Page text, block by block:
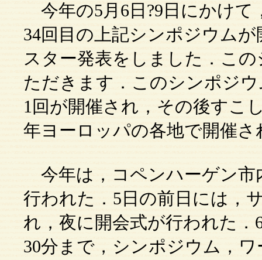
今年の5月6日?9日にかけ
34回目の上記シンポジウム
スター発表をしました．こ
ただきます．このシンポジ
1回が開催され，その後すこ
年ヨーロッパの各地で開催さ
今年は，コペンハーゲン市
行われた．5日の前日には，
れ，夜に開会式が行われた．
30分まで，シンポジウム，